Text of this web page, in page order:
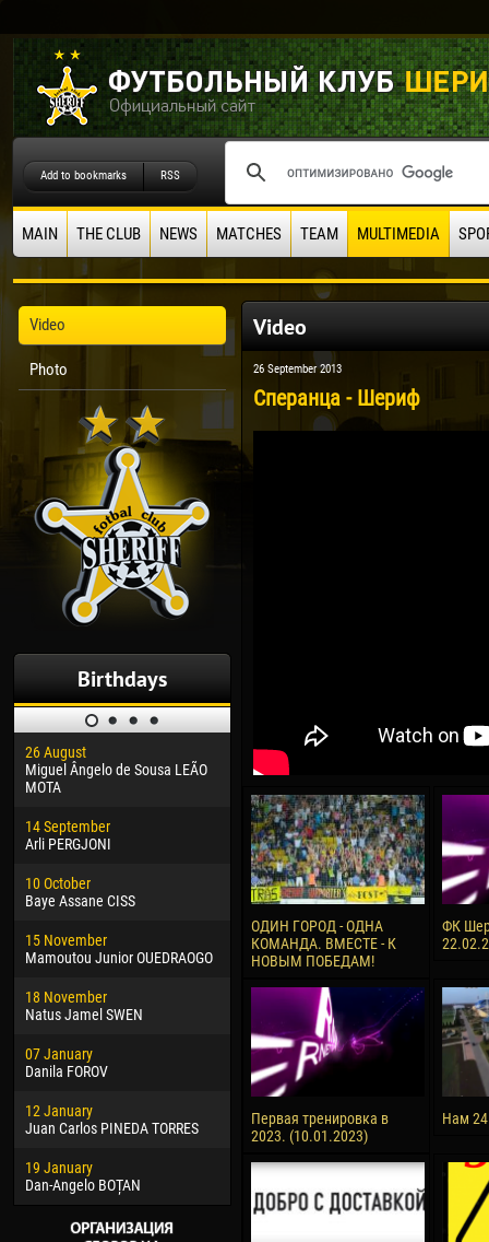
Add to bookmarks RSS
MAIN THE CLUB NEWS MATCHES TEAM MULTIMEDIA
Video
Photo
Birthdays
26 August
Miguel Ângelo de Sousa LEÃO
MOTA
14 September
Arli PERGJONI
10 October
Baye Assane CISS
15 November
Mamoutou Junior OUEDRAOGO
18 November
Natus Jamel SWEN
07 January
Danila FOROV
12 January
Juan Carlos PINEDA TORRES
19 January
Dan-Angelo BOȚAN
30 January
Dhoraso Moreo KLAS
24 February
Vladislav COSTIN
02 March
Veaceslav COZMA
09 March
Emmanuel AFETSE
Jayder Moreno ASPRILLA
22 March
Samba KONÉ
26 March
Vitor Hugo Morais de OLIVEIRA
28 March
Raí LOPES DE OLIVEIRA
04
13
24
15
28
10
Ivan
Video
26 September 2013
Сперанца - Шериф
ОДИН ГОРОД - ОДНА
КОМАНДА. ВМЕСТЕ - К
НОВЫМ ПОБЕДАМ!
ФК
Первая тренировка в
2023. (10.01.2023)
Нам